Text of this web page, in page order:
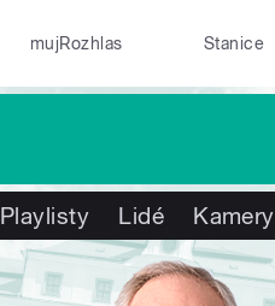
mujRozhlas Stanice
Playlisty Lidé Kamery